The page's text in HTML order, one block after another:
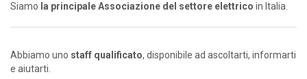
Siamo la principale Associazione del settore elettrico in Italia.
Abbiamo uno staff qualificato, disponibile ad ascoltarti, informarti
e aiutarti.